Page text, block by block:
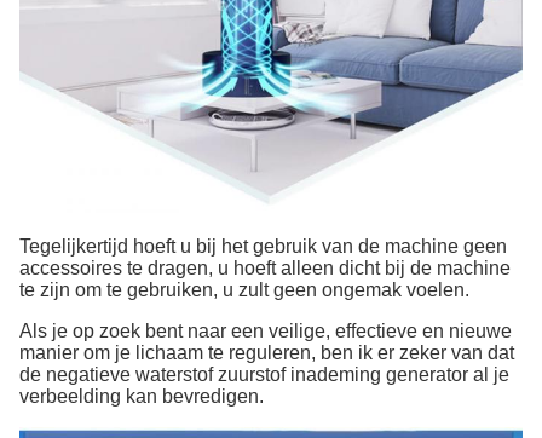
Tegelijkertijd hoeft u bij het gebruik van de machine geen
accessoires te dragen, u hoeft alleen dicht bij de machine
te zijn om te gebruiken, u zult geen ongemak voelen.
Als je op zoek bent naar een veilige, effectieve en nieuwe
manier om je lichaam te reguleren, ben ik er zeker van dat
de negatieve waterstof zuurstof inademing generator al je
verbeelding kan bevredigen.